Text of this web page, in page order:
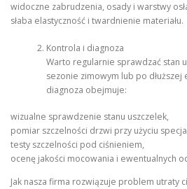
widoczne zabrudzenia, osady i warstwy
słaba elastyczność i twardnienie materiału.
Kontrola i diagnoza
Warto regularnie sprawdzać stan
sezonie zimowym lub po
diagnoza obejmuje:
wizualne sprawdzenie stanu uszczelek,
pomiar szczelności drzwi przy użyciu
testy szczelności pod ciśnieniem,
ocenę jakości mocowania i ewentualnych
Jak nasza firma rozwiązuje problem utraty